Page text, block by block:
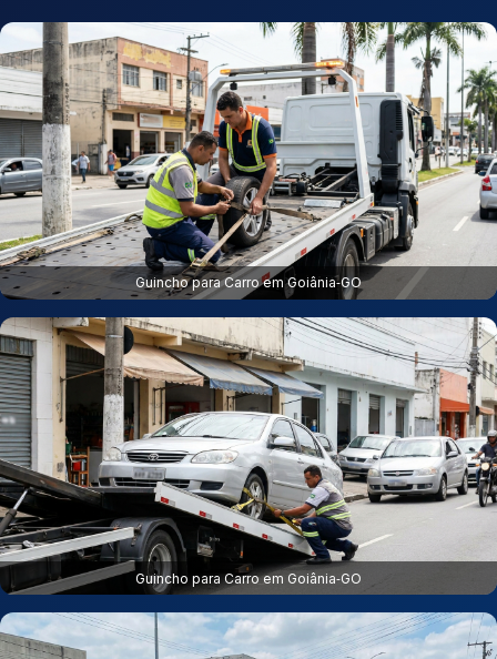
Guincho para Carro em Goiânia‑GO
Guincho para Carro em Goiânia‑GO